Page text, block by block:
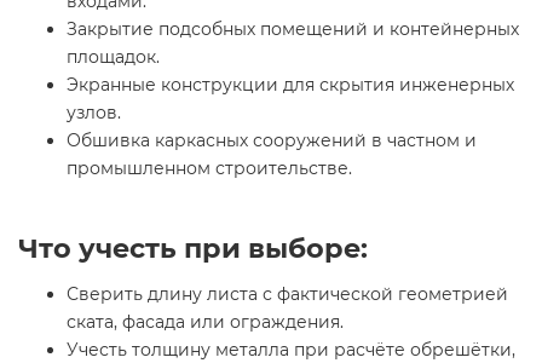
Закрытие подсобных помещений и контейнерных
площадок.
Экранные конструкции для скрытия инженерных
узлов.
Обшивка каркасных сооружений в частном и
промышленном строительстве.
Что учесть при выборе:
Сверить длину листа с фактической геометрией
ската, фасада или ограждения.
Учесть толщину металла при расчёте обрешётки,